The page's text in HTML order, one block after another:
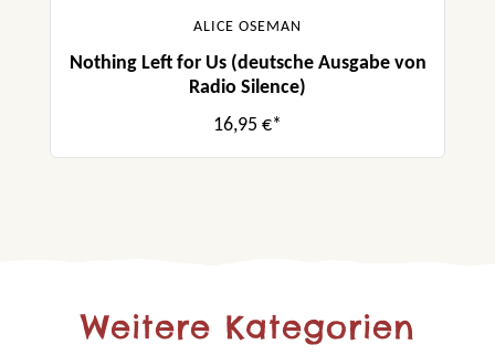
ALICE OSEMAN
Nothing Left for Us (deutsche Ausgabe von
Radio Silence)
16,95 €*
Weitere Kategorien